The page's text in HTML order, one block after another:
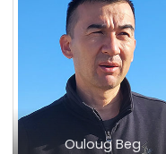
Ouloug Beg